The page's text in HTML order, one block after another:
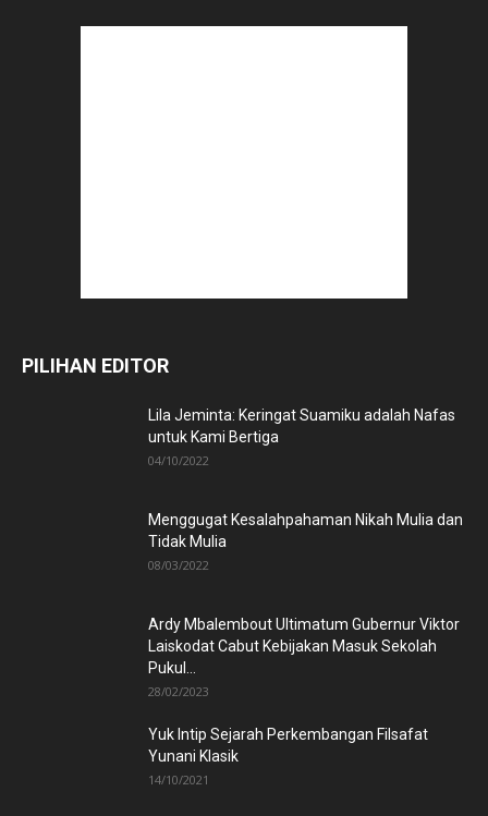
PILIHAN EDITOR
Lila Jeminta: Keringat Suamiku adalah Nafas
untuk Kami Bertiga
04/10/2022
Menggugat Kesalahpahaman Nikah Mulia dan
Tidak Mulia
08/03/2022
Ardy Mbalembout Ultimatum Gubernur Viktor
Laiskodat Cabut Kebijakan Masuk Sekolah
Pukul...
28/02/2023
Yuk Intip Sejarah Perkembangan Filsafat
Yunani Klasik
14/10/2021